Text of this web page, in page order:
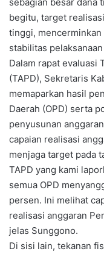
begitu, target
tinggi,
stabilitas
Dalam rapat evaluasi
(TAPD), Sekretaris
memaparkan hasil
Daerah (OPD) serta
penyusunan
capaian realisasi
menjaga target pada
TAPD yang kami
semua OPD
persen. Ini melihat
realisasi anggaran
jelas Sunggono.
Di sisi lain, tekanan